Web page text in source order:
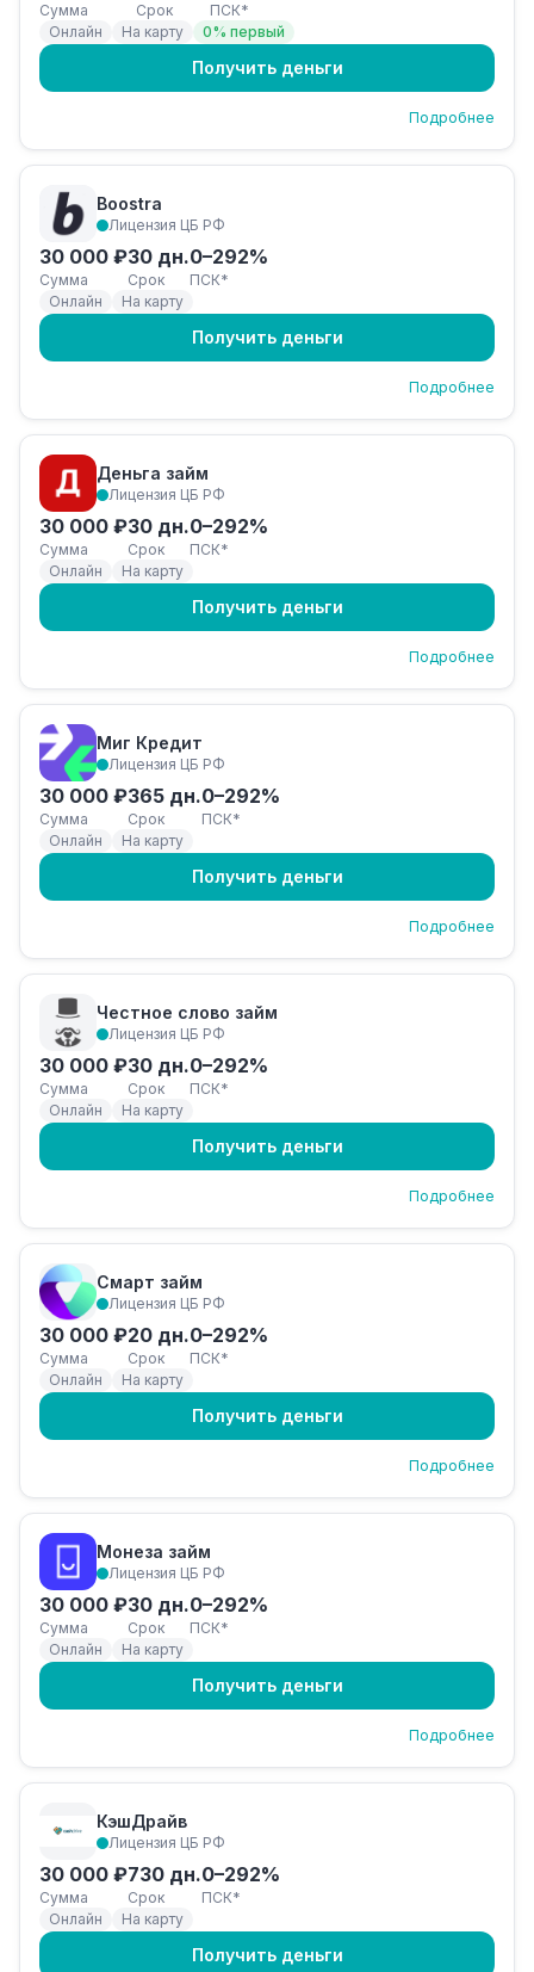
Сумма Срок
ПСК*
Онлайн
На карту 0% первый
Получить деньги
Подробнее
Boostra
Лицензия ЦБ РФ
30 000 ₽
Сумма
30 дн.
Срок
0–292%
ПСК*
Онлайн
На карту
Получить деньги
Подробнее
Деньга займ
Лицензия ЦБ РФ
30 000 ₽
Сумма
30 дн.
Срок
0–292%
ПСК*
Онлайн
На карту
Получить деньги
Подробнее
Миг Кредит
Лицензия ЦБ РФ
30 000 ₽
Сумма
365 дн.
Срок
0–292%
ПСК*
Онлайн
На карту
Получить деньги
Подробнее
Честное слово займ
Лицензия ЦБ РФ
30 000 ₽
Сумма
30 дн.
Срок
0–292%
ПСК*
Онлайн
На карту
Получить деньги
Подробнее
Смарт займ
Лицензия ЦБ РФ
30 000 ₽
Сумма
20 дн.
Срок
0–292%
ПСК*
Онлайн
На карту
Получить деньги
Подробнее
Монеза займ
Лицензия ЦБ РФ
30 000 ₽
Сумма
30 дн.
Срок
0–292%
ПСК*
Онлайн
На карту
Получить деньги
Подробнее
КэшДрайв
Лицензия ЦБ РФ
30 000 ₽
Сумма
730 дн.
Срок
0–292%
ПСК*
Онлайн
На карту
Получить деньги